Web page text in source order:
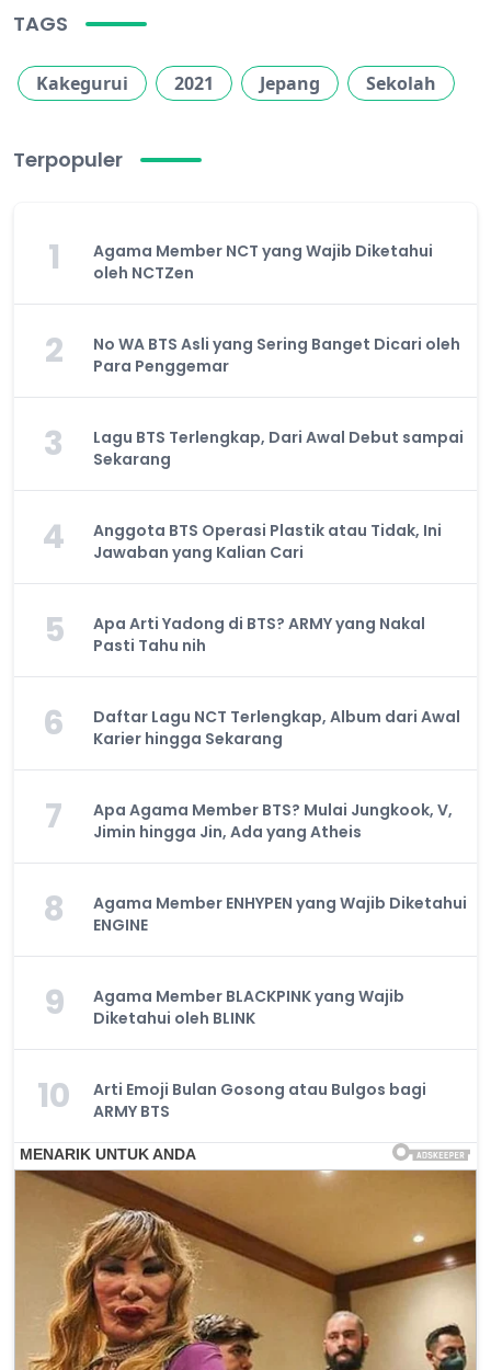
TAGS
Kakegurui 2021 Jepang Sekolah
Terpopuler
1
Agama Member NCT yang Wajib Diketahui
oleh NCTZen
2
No WA BTS Asli yang Sering Banget Dicari oleh
Para Penggemar
3
Lagu BTS Terlengkap, Dari Awal Debut sampai
Sekarang
4
Anggota BTS Operasi Plastik atau Tidak, Ini
Jawaban yang Kalian Cari
5
Apa Arti Yadong di BTS? ARMY yang Nakal
Pasti Tahu nih
6
Daftar Lagu NCT Terlengkap, Album dari Awal
Karier hingga Sekarang
7
Apa Agama Member BTS? Mulai Jungkook, V,
Jimin hingga Jin, Ada yang Atheis
8
Agama Member ENHYPEN yang Wajib Diketahui
ENGINE
9
Agama Member BLACKPINK yang Wajib
Diketahui oleh BLINK
10
Arti Emoji Bulan Gosong atau Bulgos bagi
ARMY BTS